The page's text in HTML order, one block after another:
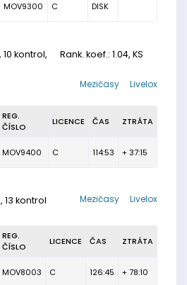
MOV9300 C DISK
10 kontrol, Rank. koef.: 1.04, KS
Livelox
Mezičasy
REG.
ČÍSLO
LICENCE ČAS ZTRÁTA
MOV9400 C 114:53 + 37:15
13 kontrol Livelox
Mezičasy
REG.
ČÍSLO
LICENCE ČAS ZTRÁTA
MOV8003 C 126:45 + 78:10